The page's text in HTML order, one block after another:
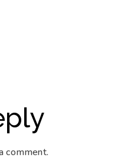
comment.